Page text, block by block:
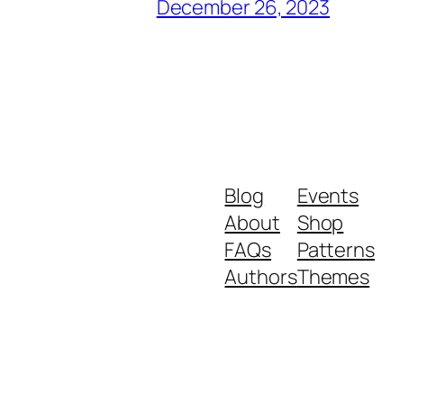
December 26, 2023
Blog
About
FAQs
Authors
Events
Shop
Patterns
Themes